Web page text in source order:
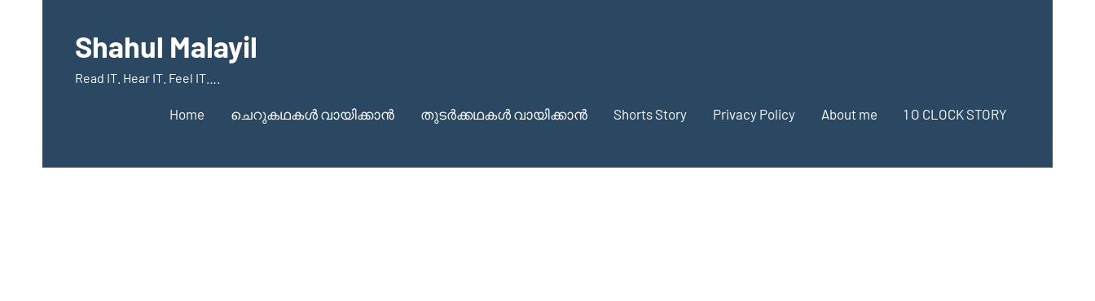
contentShahul Malayil
Read IT. Hear IT. Feel IT….
Home ചെറുകഥകൾ വായിക്കാൻ തുടർക്കഥകൾ വായിക്കാൻ Shorts Story Privacy Policy About me 1 O CLOCK STORY